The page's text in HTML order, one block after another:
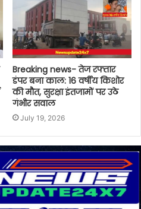
Breaking news- तेज रफ्तार
डंपर बना काल: 16 वर्षीय किशोर
की मौत, सुरक्षा इंतजामों पर उठे
गंभीर सवाल
July 19, 2026